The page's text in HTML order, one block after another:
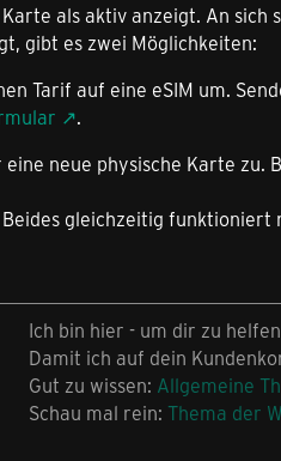
als aktiv anzeigt. An
gibt es zwei Möglichkeiten:
Tarif auf eine eSIM um.
.
eine neue physische Karte
gleichzeitig funktioniert
Ich bin hier - um dir zu
Damit ich auf dein
Gut zu wissen: Allgemeine
Schau mal rein: Thema der